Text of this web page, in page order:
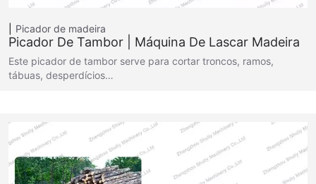
Picador de madeira
Picador De Tambor | Máquina De Lascar Madeira
Este picador de tambor serve para cortar troncos, ramos,
tábuas, desperdícios…